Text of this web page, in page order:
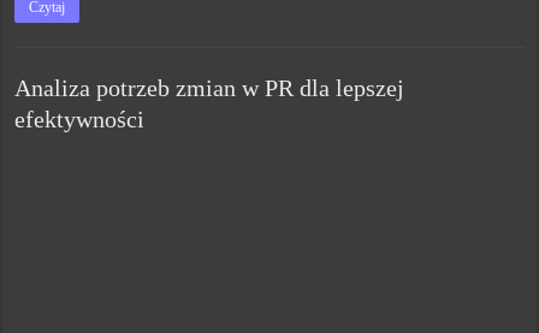
Czytaj
Analiza potrzeb zmian w PR dla lepszej
efektywności